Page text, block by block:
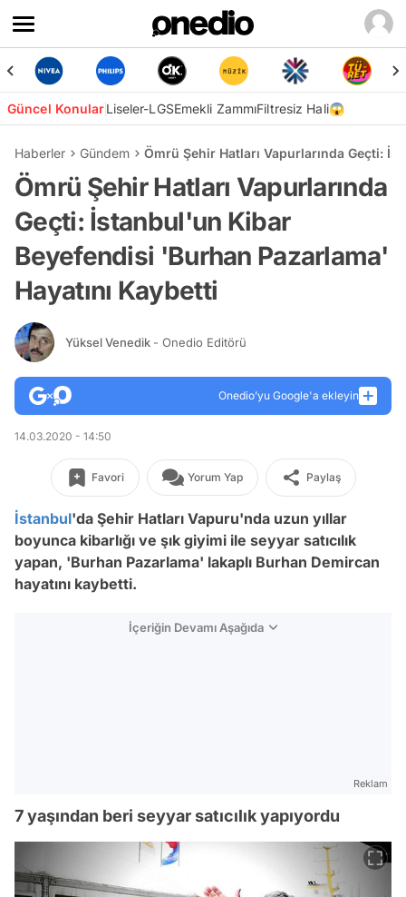
Güncel KonularLiseler-LGSEmekli ZammıFiltresiz Hali😱
Haberler Gündem Ömrü Şehir Hatları Vapurlarında Geçti:
Ömrü Şehir Hatları Vapurlarında
Geçti: İstanbul'un Kibar
Beyefendisi 'Burhan Pazarlama'
Hayatını Kaybetti
Yüksel Venedik - Onedio Editörü
Onedio’yu Google'a ekleyin
14.03.2020 - 14:50
Favori Yorum Yap Paylaş
İstanbul'da Şehir Hatları Vapuru'nda uzun yıllar
boyunca kibarlığı ve şık giyimi ile seyyar satıcılık
yapan, 'Burhan Pazarlama' lakaplı Burhan Demircan
hayatını kaybetti.
İçeriğin Devamı Aşağıda
Reklam
7 yaşından beri seyyar satıcılık yapıyordu